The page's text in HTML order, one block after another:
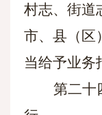
村志、街道
市、县（区
当给予业务
第二十